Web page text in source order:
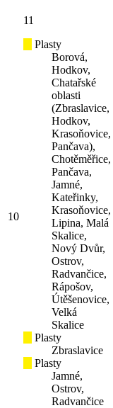
10
11
Plasty
Borová,
Hodkov,
Chatařské
oblasti
(Zbraslavice,
Hodkov,
Krasoňovice,
Pančava),
Chotěměřice,
Pančava,
Jamné,
Kateřinky,
Krasoňovice,
Lipina, Malá
Skalice,
Nový Dvůr,
Ostrov,
Radvančice,
Rápošov,
Útěšenovice,
Velká
Skalice
Plasty
Zbraslavice
Plasty
Jamné,
Ostrov,
Radvančice